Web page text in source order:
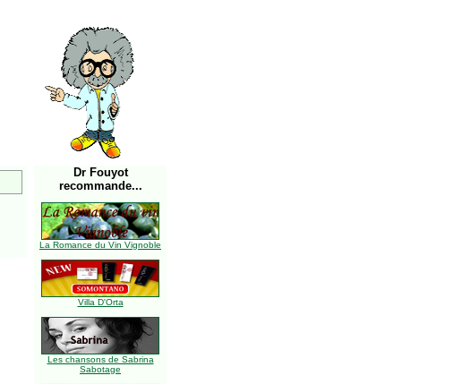
Dr Fouyot
recommande...
La Romance du Vin Vignoble
Villa D'Orta
Les chansons de Sabrina
Sabotage